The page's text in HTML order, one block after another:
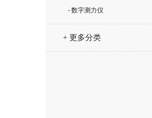
- 数字测力仪
+ 更多分类